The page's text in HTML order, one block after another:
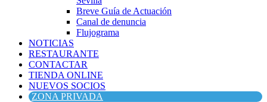
Breve Guía de Actuación
Canal de denuncia
Flujograma
NOTICIAS
RESTAURANTE
CONTACTAR
TIENDA ONLINE
NUEVOS SOCIOS
ZONA PRIVADA